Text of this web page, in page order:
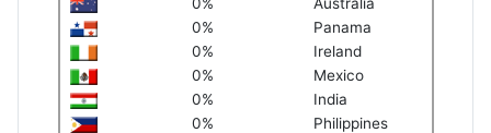
0%
Panama
0%
Ireland
0%
Mexico
0%
India
0%
Philippines